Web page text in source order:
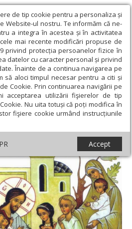
de tip cookie pentru a personaliza și
Website-ul nostru. Te informăm că ne-
a integra în acestea și în activitatea
mai recente modificări propuse de
privind protecția persoanelor fizice în
datelor cu caracter personal și privind
Înainte de a continua navigarea pe
să aloci timpul necesar pentru a citi și
Cookie. Prin continuarea navigării pe
acceptarea utilizării fişierelor de tip
Nu uita totuși că poți modifica în
fişiere cookie urmând instrucțiunile
Accept
și idei › Familia: un creuzet al
al sfințeniei?